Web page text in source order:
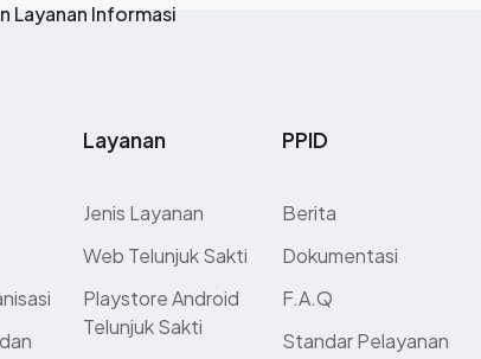
Layanan Informasi
Layanan
Jenis Layanan
Web Telunjuk Sakti
Playstore Android
Telunjuk Sakti
PPID
Berita
Dokumentasi
F.A.Q
Standar Pelayanan